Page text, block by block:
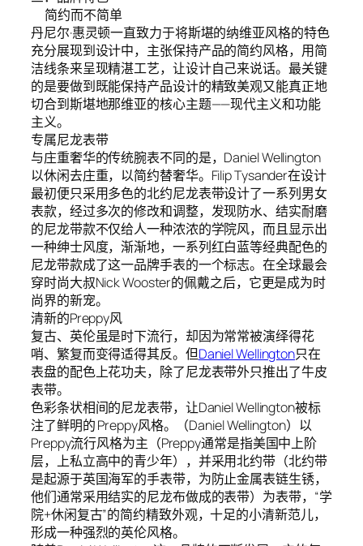
简约而不简单
丹尼尔·惠灵顿一直致力于将斯堪的纳维亚风格的特色
充分展现到设计中，主张保持产品的简约风格，用简
洁线条来呈现精湛工艺，让设计自己来说话。最关键
的是要做到既能保持产品设计的精致美观又能真正地
切合到斯堪地那维亚的核心主题——现代主义和功能
主义。
专属尼龙表带
与庄重奢华的传统腕表不同的是，Daniel Wellington
以休闲去庄重，以简约替奢华。Filip Tysander在设计
最初便只采用多色的北约尼龙表带设计了一系列男女
表款，经过多次的修改和调整，发现防水、结实耐磨
的尼龙带款不仅给人一种浓浓的学院风，而且显示出
一种绅士风度，渐渐地，一系列红白蓝等经典配色的
尼龙带款成了这一品牌手表的一个标志。在全球最会
穿时尚大叔Nick Wooster的佩戴之后，它更是成为时
尚界的新宠。
清新的Preppy风
复古、英伦虽是时下流行，却因为常常被演绎得花
哨、繁复而变得适得其反。但Daniel Wellington只在
表盘的配色上花功夫，除了尼龙表带外只推出了牛皮
表带。
色彩条状相间的尼龙表带，让Daniel Wellington被标
注了鲜明的 Preppy风格。（Daniel Wellington）以
Preppy流行风格为主（Preppy通常是指美国中上阶
层，上私立高中的青少年），并采用北约带（北约带
是起源于英国海军的手表带，为防止金属表链生锈，
他们通常采用结实的尼龙布做成的表带）为表带，“学
院+休闲复古”的简约精致外观，十足的小清新范儿，
形成一种强烈的英伦风格。